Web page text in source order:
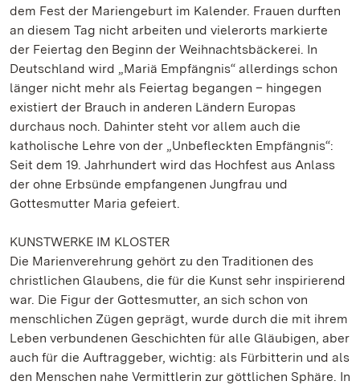
dem Fest der Mariengeburt im Kalender. Frauen durften
an diesem Tag nicht arbeiten und vielerorts markierte
der Feiertag den Beginn der Weihnachtsbäckerei. In
Deutschland wird „Mariä Empfängnis“ allerdings schon
länger nicht mehr als Feiertag begangen – hingegen
existiert der Brauch in anderen Ländern Europas
durchaus noch. Dahinter steht vor allem auch die
katholische Lehre von der „Unbefleckten Empfängnis“:
Seit dem 19. Jahrhundert wird das Hochfest aus Anlass
der ohne Erbsünde empfangenen Jungfrau und
Gottesmutter Maria gefeiert.
KUNSTWERKE IM KLOSTER
Die Marienverehrung gehört zu den Traditionen des
christlichen Glaubens, die für die Kunst sehr inspirierend
war. Die Figur der Gottesmutter, an sich schon von
menschlichen Zügen geprägt, wurde durch die mit ihrem
Leben verbundenen Geschichten für alle Gläubigen, aber
auch für die Auftraggeber, wichtig: als Fürbitterin und als
den Menschen nahe Vermittlerin zur göttlichen Sphäre. In